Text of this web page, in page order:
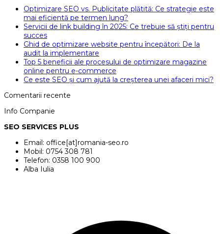
Optimizare SEO vs. Publicitate plătită: Ce strategie este
mai eficientă pe termen lung?
Servicii de link building în 2025: Ce trebuie să știți pentru
succes
Ghid de optimizare website pentru începători: De la
audit la implementare
Top 5 beneficii ale procesului de optimizare magazine
online pentru e-commerce
Ce este SEO și cum ajută la creșterea unei afaceri mici?
Comentarii recente
Info Companie
SEO SERVICES PLUS
Email: office[at]romania-seo.ro
Mobil: 0754 308 781
Telefon: 0358 100 900
Alba Iulia